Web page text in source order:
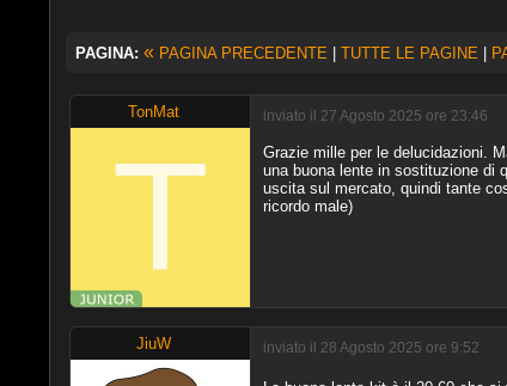
PAGINA: « PAGINA PRECEDENTE | TUTTE LE PAGINE |
TonMat inviato il 27 Agosto 2025 ore 23:46
Grazie mille per le delucidazioni.
una buona lente in sostituzione di
uscita sul mercato, quindi tante
ricordo male)
JiuW inviato il 28 Agosto 2025 ore 9:52